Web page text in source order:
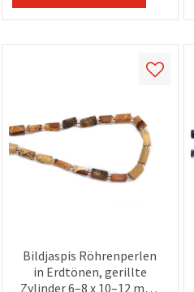
Bildjaspis Röhrenperlen
in Erdtönen, gerillte
Zylinder 6–8 x 10–12 mm,